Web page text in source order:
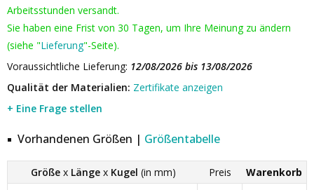
Arbeitsstunden versandt.
Sie haben eine Frist von 30 Tagen, um Ihre Meinung zu ändern
(siehe "Lieferung"-Seite).
Voraussichtliche Lieferung: 12/08/2026 bis 13/08/2026
Qualität der Materialien: Zertifikate anzeigen
+ Eine Frage stellen
Vorhandenen Größen | Größentabelle
Größex Längex Kugel (in mm) Preis Warenkorb